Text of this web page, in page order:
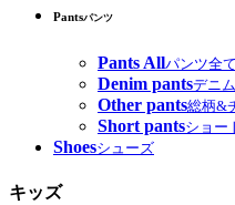
Pantsパンツ
Pants Allパンツ全て
Denim pantsデニ
Other pants総柄&
Short pantsショー
Shoesシューズ
キッズ